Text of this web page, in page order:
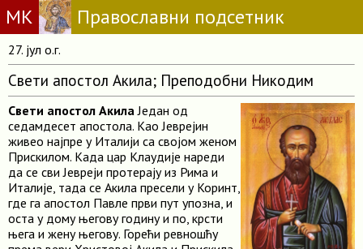
МК Православни подсетник
27. јул о.г.
Свети апостол Акила; Преподобни Никодим
Свети апостол АкилаЈедан од
седамдесет апостола. Као Јеврејин
живео најпре у Италији са својом женом
Прискилом. Када цар Клаудије нареди
да се сви Јевреји протерају из Рима и
Италије, тада се Акила пресели у Коринт,
где га апостол Павле први пут упозна, и
оста у дому његову годину и по, крсти
њега и жену његову. Горећи ревношћу